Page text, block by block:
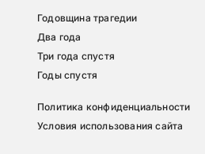
Годовщина трагедии
Два года
Три года спустя
Годы спустя
Политика конфиденциальности
Условия использования сайта